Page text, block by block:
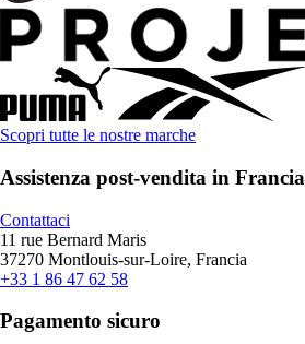
Scopri tutte le nostre marche
Assistenza post-vendita in Francia
Contattaci
11 rue Bernard Maris
37270 Montlouis-sur-Loire, Francia
+33 1 86 47 62 58
Pagamento sicuro